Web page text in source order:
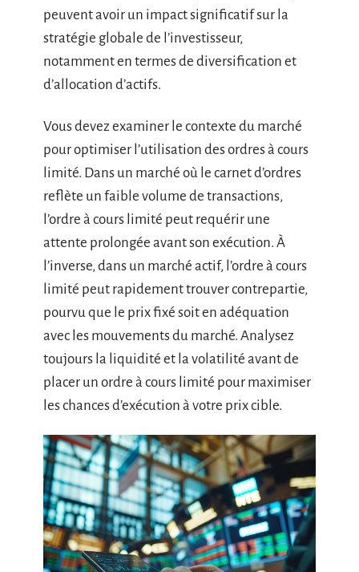
peuvent avoir un impact significatif sur la
stratégie globale de l’investisseur,
notamment en termes de diversification et
d’allocation d’actifs.
Vous devez examiner le contexte du marché
pour optimiser l’utilisation des ordres à cours
limité. Dans un marché où le carnet d’ordres
reflète un faible volume de transactions,
l’ordre à cours limité peut requérir une
attente prolongée avant son exécution. À
l’inverse, dans un marché actif, l’ordre à cours
limité peut rapidement trouver contrepartie,
pourvu que le prix fixé soit en adéquation
avec les mouvements du marché. Analysez
toujours la liquidité et la volatilité avant de
placer un ordre à cours limité pour maximiser
les chances d’exécution à votre prix cible.